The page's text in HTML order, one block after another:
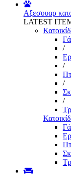
Αξεσουαρ
LATEST
/
/
/
/